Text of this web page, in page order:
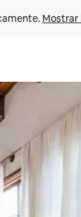
Mostrar